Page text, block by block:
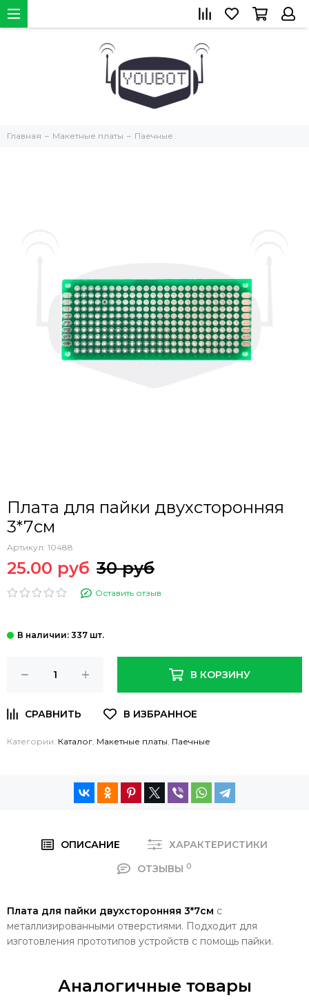
Главная Макетные платы Паечные
Плата для пайки двухсторонняя
3*7см
Артикул: 10488
25.00 руб 30 руб
Оставить отзыв
: 337 шт.
В КОРЗИНУ
Категории: Каталог, Макетные платы, Паечные
ОПИСАНИЕ
ХАРАКТЕРИСТИКИ
ОТЗЫВЫ 0
Плата для пайки двухсторонняя 3*7см с
металлизированными отверстиями. Подходит для
изготовления прототипов устройств с помощь пайки.
Аналогичные товары